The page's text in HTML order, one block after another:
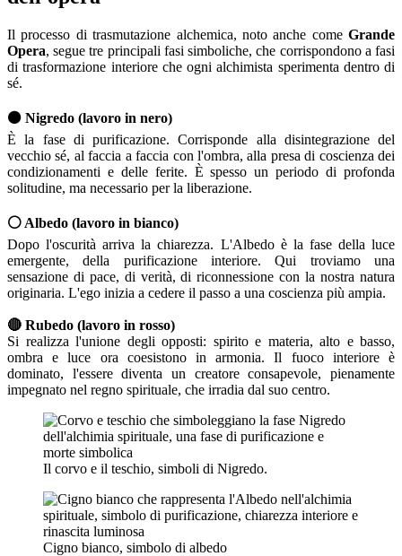
Il processo di trasmutazione alchemica, noto anche come Grande
Opera, segue tre principali fasi simboliche, che corrispondono a fasi
di trasformazione interiore che ogni alchimista sperimenta dentro di
sé.
⚫ Nigredo (lavoro in nero)
È la fase di purificazione. Corrisponde alla disintegrazione del
vecchio sé, al faccia a faccia con l'ombra, alla presa di coscienza dei
condizionamenti e delle ferite. È spesso un periodo di profonda
solitudine, ma necessario per la liberazione.
⚪ Albedo (lavoro in bianco)
Dopo l'oscurità arriva la chiarezza. L'Albedo è la fase della luce
emergente, della purificazione interiore. Qui troviamo una
sensazione di pace, di verità, di riconnessione con la nostra natura
originaria. L'ego inizia a cedere il passo a una coscienza più ampia.
🔴 Rubedo (lavoro in rosso)
Si realizza l'unione degli opposti: spirito e materia, alto e basso,
ombra e luce ora coesistono in armonia. Il fuoco interiore è
dominato, l'essere diventa un creatore consapevole, pienamente
impegnato nel regno spirituale, che irradia dal suo centro.
Il corvo e il teschio, simboli di Nigredo.
Cigno bianco, simbolo di albedo